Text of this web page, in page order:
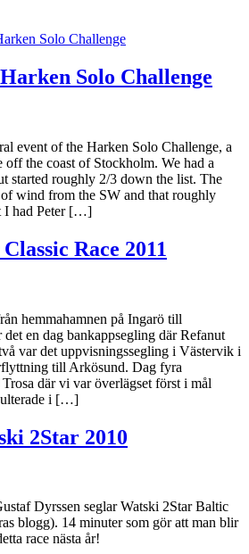
Solo Challenge
event of the Harken Solo Challenge, a
the coast of Stockholm. We had a
started roughly 2/3 down the list. The
wind from the SW and that roughly
I had Peter […]
Race 2011
hemmahamnen på Ingarö till
en dag bankappsegling där Refanut
var det uppvisningssegling i Västervik i
till Arkösund. Dag fyra
där vi var överlägset först i mål
i […]
2Star 2010
Dyrssen seglar Watski 2Star Baltic
blogg). 14 minuter som gör att man blir
race nästa år!